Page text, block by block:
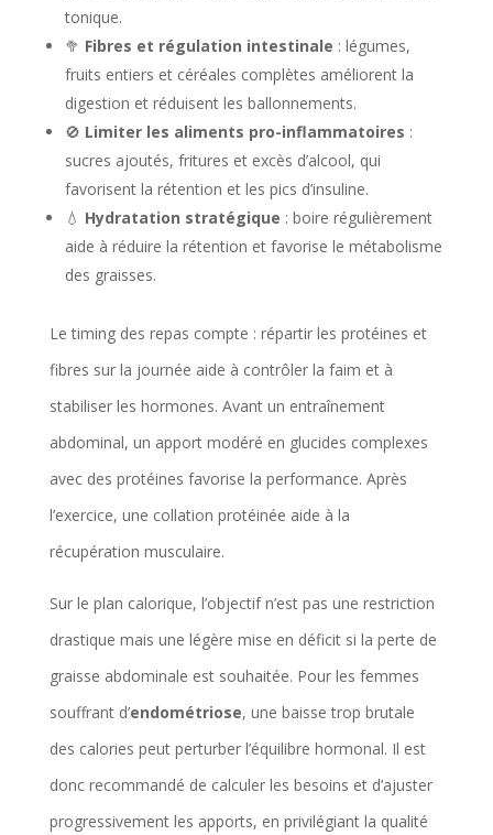
tonique.
🥦 Fibres et régulation intestinale : légumes,
fruits entiers et céréales complètes améliorent la
digestion et réduisent les ballonnements.
🚫 Limiter les aliments pro-inflammatoires :
sucres ajoutés, fritures et excès d’alcool, qui
favorisent la rétention et les pics d’insuline.
💧 Hydratation stratégique : boire régulièrement
aide à réduire la rétention et favorise le métabolisme
des graisses.
Le timing des repas compte : répartir les protéines et
fibres sur la journée aide à contrôler la faim et à
stabiliser les hormones. Avant un entraînement
abdominal, un apport modéré en glucides complexes
avec des protéines favorise la performance. Après
l’exercice, une collation protéinée aide à la
récupération musculaire.
Sur le plan calorique, l’objectif n’est pas une restriction
drastique mais une légère mise en déficit si la perte de
graisse abdominale est souhaitée. Pour les femmes
souffrant d’endométriose, une baisse trop brutale
des calories peut perturber l’équilibre hormonal. Il est
donc recommandé de calculer les besoins et d’ajuster
progressivement les apports, en privilégiant la qualité